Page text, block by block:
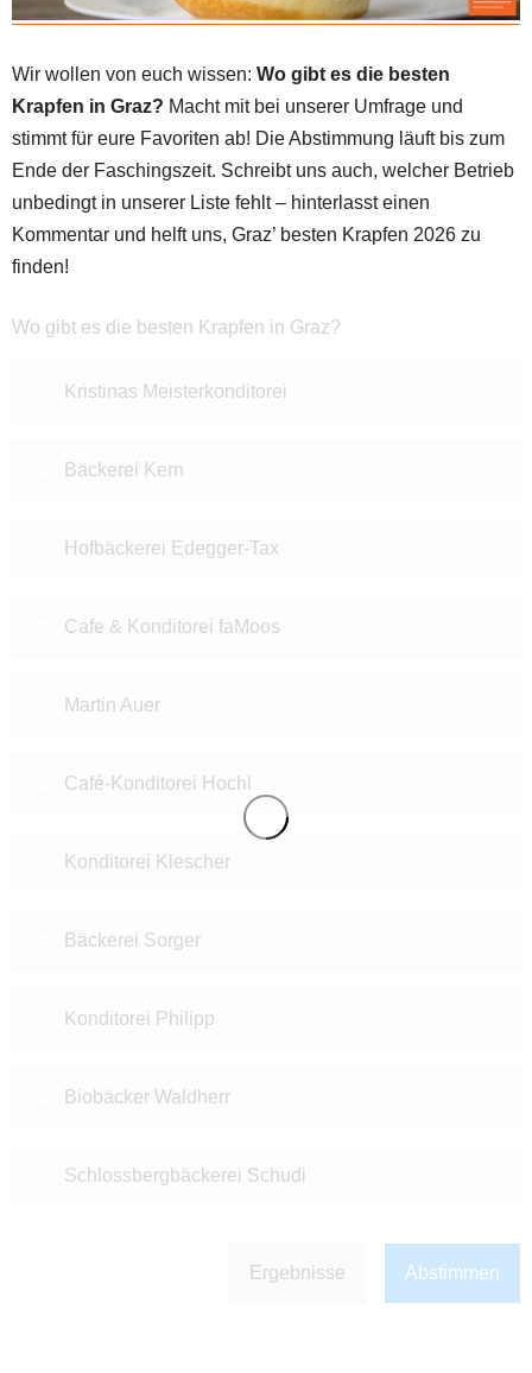
Wir wollen von euch wissen: Wo gibt es die besten
Krapfen in Graz? Macht mit bei unserer Umfrage und
stimmt für eure Favoriten ab! Die Abstimmung läuft bis zum
Ende der Faschingszeit. Schreibt uns auch, welcher Betrieb
unbedingt in unserer Liste fehlt – hinterlasst einen
Kommentar und helft uns, Graz’ besten Krapfen 2026 zu
finden!
Wo gibt es die besten Krapfen in Graz?
Kristinas Meisterkonditorei
Bäckerei Kern
Hofbäckerei Edegger-Tax
Cafe & Konditorei faMoos
Martin Auer
Café-Konditorei Hochl
Konditorei Klescher
Bäckerei Sorger
Konditorei Philipp
Biobäcker Waldherr
Schlossbergbäckerei Schudi
Ergebnisse Abstimmen